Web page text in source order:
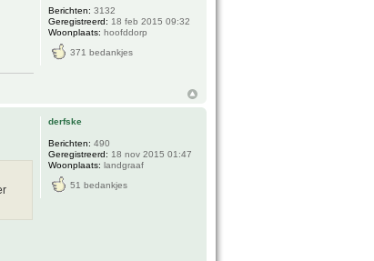
Berichten: 3132
Geregistreerd: 18 feb 2015 09:32
Woonplaats: hoofddorp
371 bedankjes
derfske
Berichten: 490
Geregistreerd: 18 nov 2015 01:47
Woonplaats: landgraaf
51 bedankjes